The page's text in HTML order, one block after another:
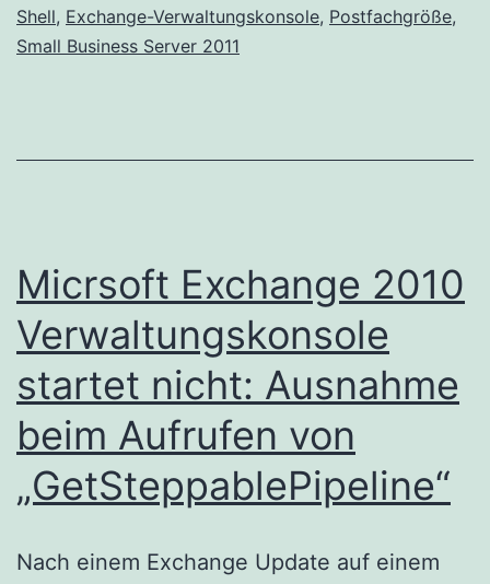
Shell, Exchange-Verwaltungskonsole, Postfachgröße,
Small Business Server 2011
Micrsoft Exchange 2010
Verwaltungskonsole
startet nicht: Ausnahme
beim Aufrufen von
„GetSteppablePipeline“
Nach einem Exchange Update auf einem